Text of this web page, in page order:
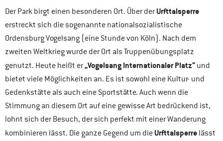
Der Park birgt einen besonderen Ort. Über der Urfttalsperre
erstreckt sich die sogenannte nationalsozialistische
Ordensburg Vogelsang (eine Stunde von Köln). Nach dem
zweiten Weltkrieg wurde der Ort als Truppenübungsplatz
genutzt. Heute heißt er„Vogelsang Internationaler Platz“ und
bietet viele Möglichkeiten an. Es ist sowohl eine Kultur- und
Gedenkstätte als auch eine Sportstätte. Auch wenn die
Stimmung an diesem Ort auf eine gewisse Art bedrückend ist,
lohnt sich der Besuch, der sich perfekt mit einer Wanderung
kombinieren lässt. Die ganze Gegend um die Urfttalsperre lässt